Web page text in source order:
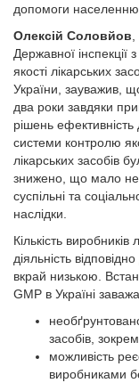
допомоги населенню,
Олексій Соловйов,
Державної інспекції
якості лікарських
України, зауважив,
два роки завдяки
рішень ефективність
системи контролю
лікарських засобів
знижено, що мало
суспільні та
наслідки.
Кількість
діяльність
вкрай низькою.
GMР в Україні
засобів,
можливість
виробниками